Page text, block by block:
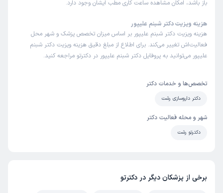
باز باشد، امکان مشاهده ساعت کاری مطب ایشان وجود دارد.
هزینه ویزیت دکتر شبنم علیپور
هزینه ویزیت دکتر شبنم علیپور بر اساس میزان تخصص پزشک و شهر محل
فعالیت‌اش تغییر می‌کند. برای اطلاع از مبلغ دقیق هزینه ویزیت دکتر شبنم
علیپور می‌توانید به پروفایل دکتر شبنم علیپور در دکترتو مراجعه کنید.
تخصص‌ها و خدمات دکتر
دکتر داروسازی رشت
شهر و محله فعالیت دکتر
دکترتو رشت
برخی از پزشکان دیگر در دکترتو